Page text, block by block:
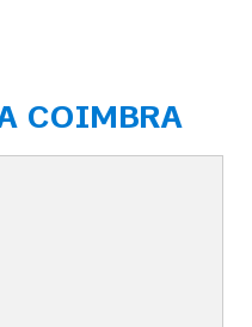
COIMBRA